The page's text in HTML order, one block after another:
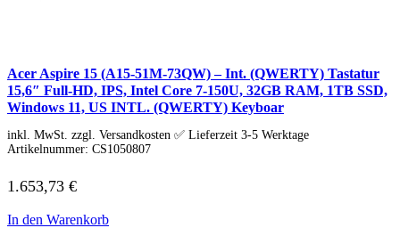
Acer Aspire 15 (A15-51M-73QW) – Int. (QWERTY) Tastatur
15,6″ Full-HD, IPS, Intel Core 7-150U, 32GB RAM, 1TB SSD,
Windows 11, US INTL. (QWERTY) Keyboar
inkl. MwSt. zzgl. Versandkosten ✅ Lieferzeit 3-5 Werktage
Artikelnummer: CS1050807
1.653,73 €
In den Warenkorb